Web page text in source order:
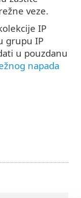
veze.
IP
grupu IP
u pouzdanu
napada